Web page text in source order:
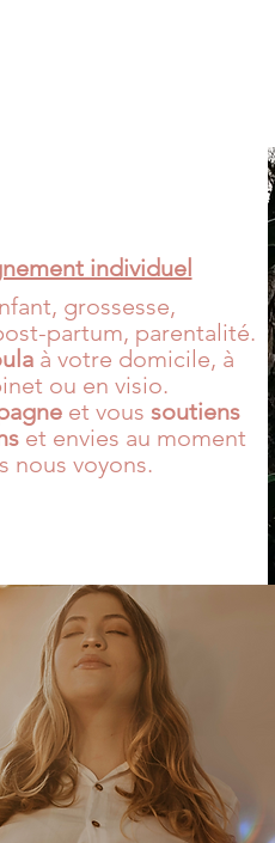
individuel
grossesse,
partum, parentalité.
à votre domicile, à
ou en visio.
et vous soutiens
et envies au moment
nous voyons.